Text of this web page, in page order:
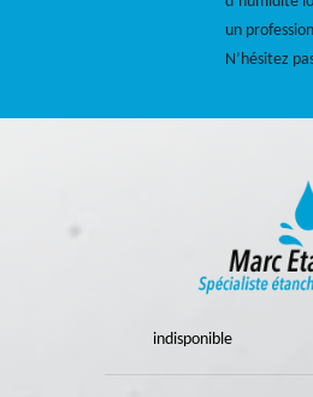
un
N’hésitez
indisponible